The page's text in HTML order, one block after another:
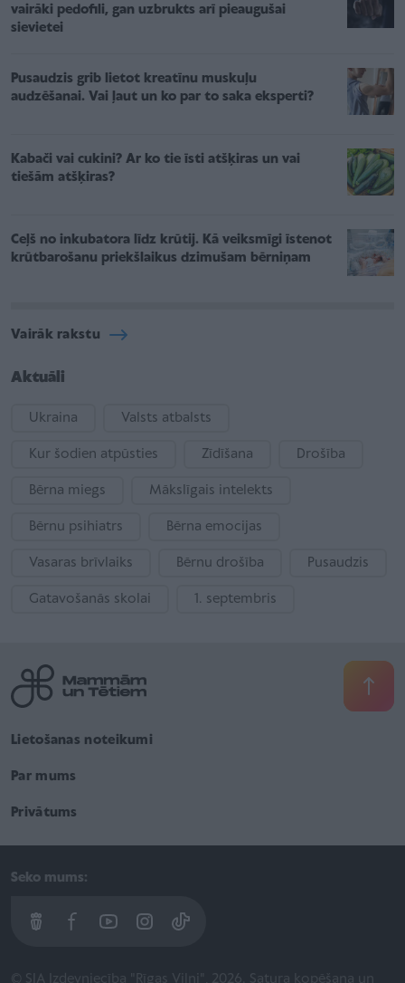
vairāki pedofili, gan uzbrukts arī pieaugušai
sievietei
Pusaudzis grib lietot kreatīnu muskuļu
audzēšanai. Vai ļaut un ko par to saka eksperti?
Kabači vai cukini? Ar ko tie īsti atšķiras un vai
tiešām atšķiras?
Ceļš no inkubatora līdz krūtij. Kā veiksmīgi īstenot
krūtbarošanu priekšlaikus dzimušam bērniņam
Vairāk rakstu
Aktuāli
Ukraina Valsts atbalsts
Kur šodien atpūsties Zīdīšana Drošība
Bērna miegs Mākslīgais intelekts
Bērnu psihiatrs Bērna emocijas
Vasaras brīvlaiks Bērnu drošība Pusaudzis
Gatavošanās skolai 1. septembris
Lietošanas noteikumi
Par mums
Privātums
Seko mums:
© SIA Izdevniecība "Rīgas Viļņi", 2026. Satura kopēšana un